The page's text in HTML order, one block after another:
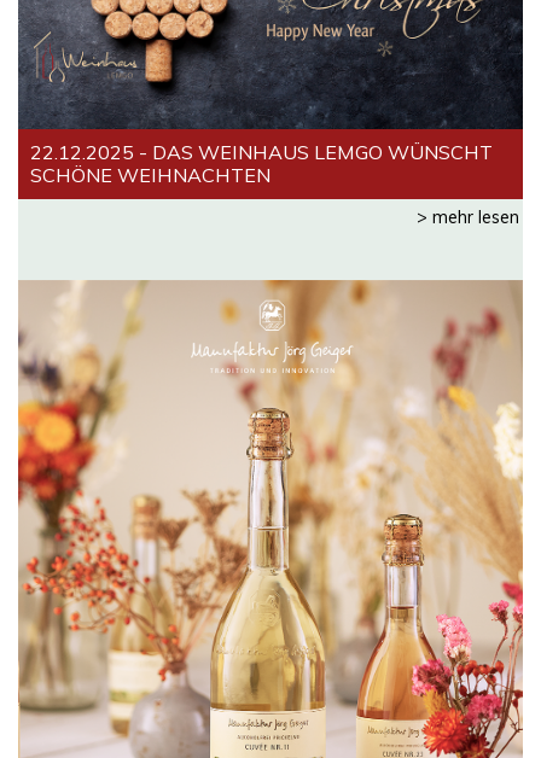
22.12.2025 - DAS WEINHAUS LEMGO WÜNSCHT
SCHÖNE WEIHNACHTEN
> mehr lesen